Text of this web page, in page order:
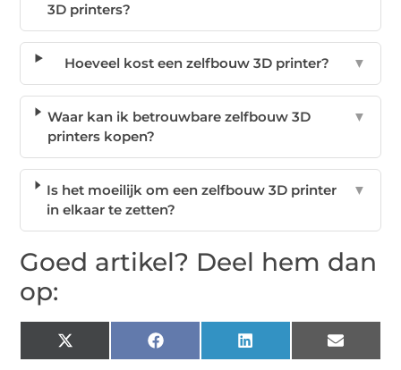
3D printers?
Hoeveel kost een zelfbouw 3D printer? ▼
Waar kan ik betrouwbare zelfbouw 3D
printers kopen?
▼
Is het moeilijk om een zelfbouw 3D printer
in elkaar te zetten?
▼
Goed artikel? Deel hem dan
op:
X
(Twitter)
Facebook LinkedIn Email